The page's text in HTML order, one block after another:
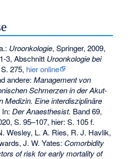
Uroonkologie, Springer, 2009,
3, Abschnitt Uroonkologie bei
S. 275, hier online
andere:Management von
Schmerzen in der Akut-
Medizin. Eine interdisziplinäre
In:Der Anaesthesist. Band 69,
S. 95–107, hier: S. 105 f.
Wesley, L. A. Ries, R. J. Havlik,
J. W. Yates: Comorbidity
of risk for early mortality of